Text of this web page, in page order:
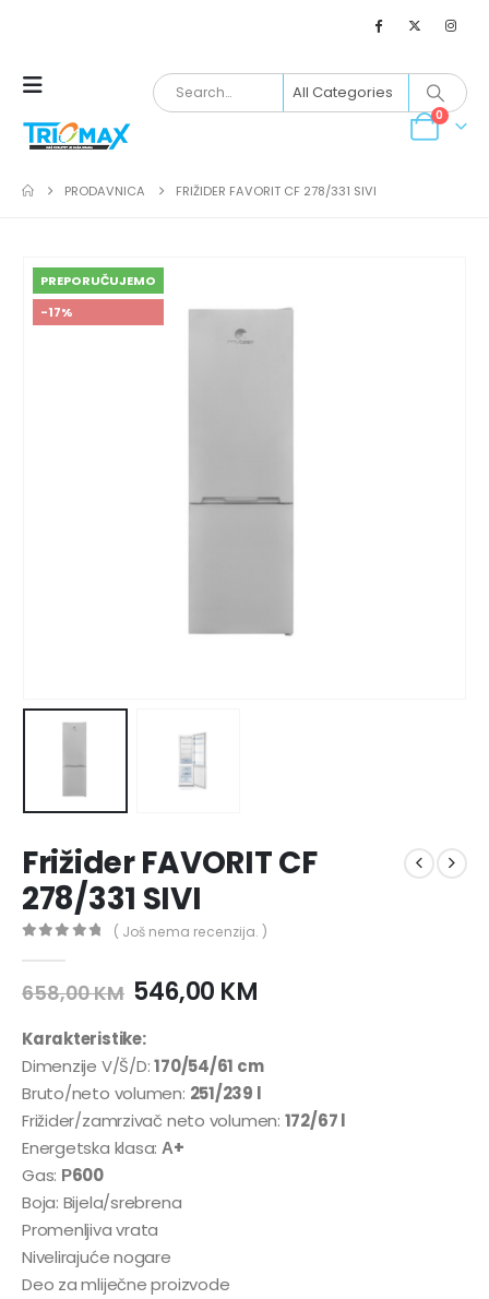
0
PRODAVNICA FRIŽIDER FAVORIT CF 278/331 SIVI
PREPORUČUJEMO
-17%
Frižider FAVORIT CF
278/331 SIVI
( Još nema recenzija. )
658,00KM 546,00 KM
Karakteristike:
Dimenzije V/Š/D:170/54/61 cm
Bruto/neto volumen: 251/239 l
Frižider/zamrzivač neto volumen: 172/67 l
Energetska klasa: А+
Gas: Р600
Boja: Bijela/srebrena
Promenljiva vrata
Nivelirajuće nogare
Deo za mliječne proizvode